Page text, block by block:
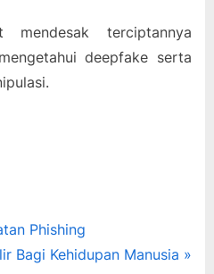
terciptannya
deepfake serta
Phishing
Bagi Kehidupan Manusia